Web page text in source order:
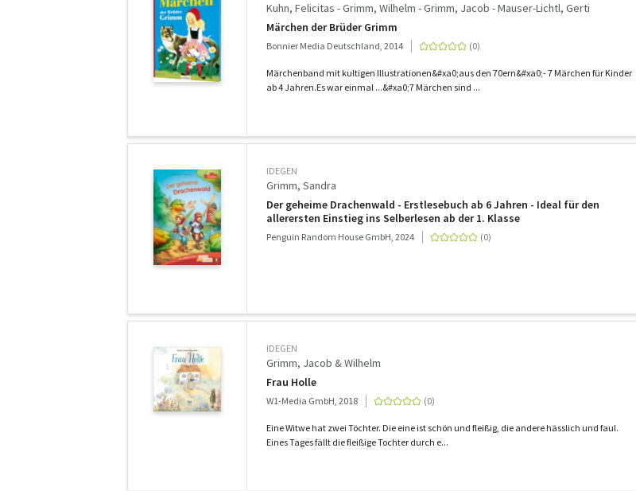
Kuhn, Felicitas - Grimm, Wilhelm - Grimm, Jacob - Mauser-Lichtl, Gerti
Märchen der Brüder Grimm
Bonnier Media Deutschland, 2014
Märchenband mit kultigen Illustrationen&#xa0;aus den 70ern&#xa0;- 7 Märchen für Kinder
ab 4 Jahren.Es war einmal ...&#xa0;7 Märchen sind ...
IDEGEN
Grimm, Sandra
Der geheime Drachenwald - Erstlesebuch ab 6 Jahren - Ideal für den
allerersten Einstieg ins Selberlesen ab der 1. Klasse
Penguin Random House GmbH, 2024
IDEGEN
Grimm, Jacob & Wilhelm
Frau Holle
W1-Media GmbH, 2018
Eine Witwe hat zwei Töchter. Die eine ist schön und fleißig, die andere hässlich und faul.
Eines Tages fällt die fleißige Tochter durch e...